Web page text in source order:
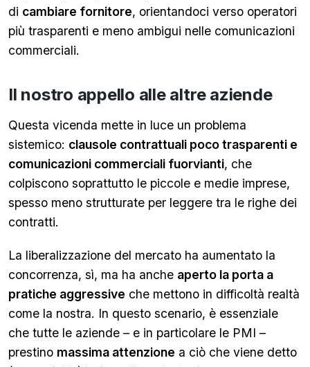
di cambiare fornitore, orientandoci verso operatori
più trasparenti e meno ambigui nelle comunicazioni
commerciali.
Il nostro appello alle altre aziende
Questa vicenda mette in luce un problema
sistemico: clausole contrattuali poco trasparenti e
comunicazioni commerciali fuorvianti, che
colpiscono soprattutto le piccole e medie imprese,
spesso meno strutturate per leggere tra le righe dei
contratti.
La liberalizzazione del mercato ha aumentato la
concorrenza, sì, ma ha anche aperto la porta a
pratiche aggressive che mettono in difficoltà realtà
come la nostra. In questo scenario, è essenziale
che tutte le aziende – e in particolare le PMI –
prestino massima attenzione a ciò che viene detto